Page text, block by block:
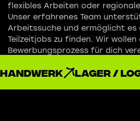
flexibles Arbeiten oder
Unser erfahrenes Team
Arbeitssuche und ermöglicht es
Teilzeitjobs zu finden. Wir wollen
Bewerbungsprozess für dich
Handwerk Lager /